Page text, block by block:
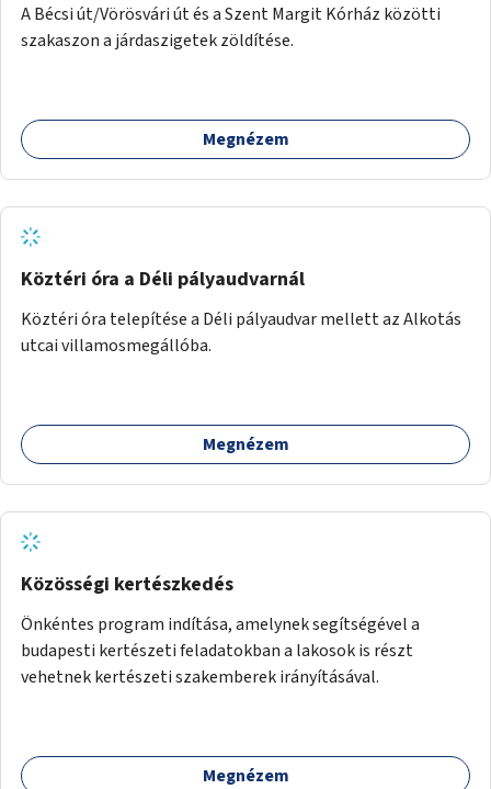
A Bécsi út/Vörösvári út és a Szent Margit Kórház közötti
szakaszon a járdaszigetek zöldítése.
Megnézem
Köztéri óra a Déli pályaudvarnál
Köztéri óra telepítése a Déli pályaudvar mellett az Alkotás
utcai villamosmegállóba.
Megnézem
Közösségi kertészkedés
Önkéntes program indítása, amelynek segítségével a
budapesti kertészeti feladatokban a lakosok is részt
vehetnek kertészeti szakemberek irányításával.
Megnézem